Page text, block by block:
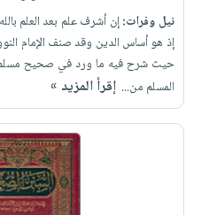
نيل وفرات:إن أشرف علم بعد العلم
إذ هو أساس الدين وقد صنف الإمام
حيث شرح فيه ما ورد في صحيح
المسلم من... إقرأ المزيد »